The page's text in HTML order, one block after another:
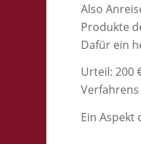
Also
Produkte
Dafür ein
Urteil: 200
Ein